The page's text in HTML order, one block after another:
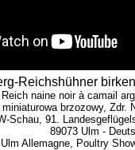
Reichshühner
naine noir à camail
brzozowy,
Schau, 91.
89073 Ulm -
Allemagne, Poultry